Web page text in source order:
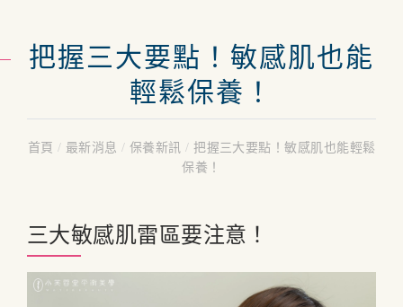
把握三大要點！敏感肌也能
輕鬆保養！
首頁 / 最新消息/ 保養新訊/ 把握三大要點！敏感肌也能輕鬆
保養！
三大敏感肌雷區要注意！